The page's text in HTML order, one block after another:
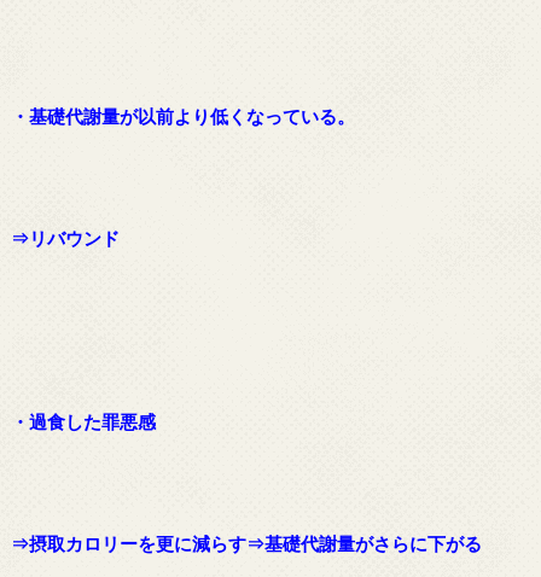
・基礎代謝量が以前より低くなっている。
⇒リバウンド
・過食した罪悪感
⇒摂取カロリーを更に減らす⇒基礎代謝量がさらに下がる